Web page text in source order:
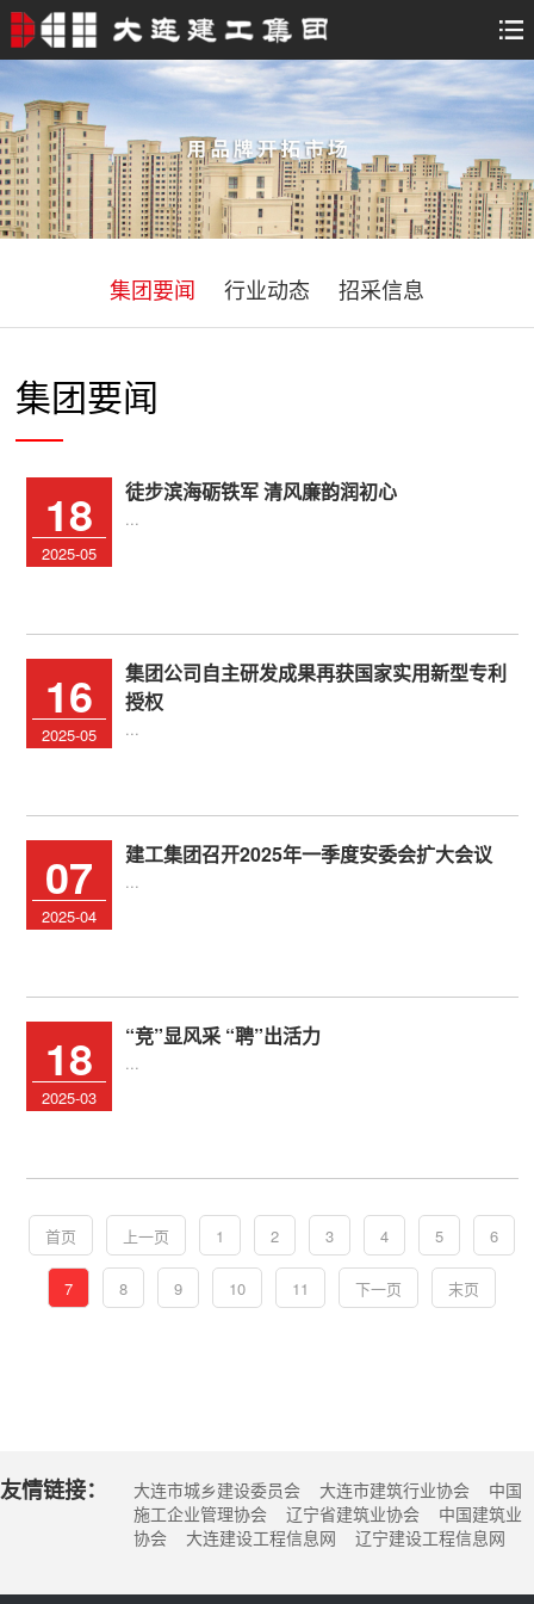
集团要闻 行业动态 招采信息
集团要闻
18
2025-05
徒步滨海砺铁军 清风廉韵润初心
...
16
2025-05
集团公司自主研发成果再获国家实用新型专利
授权
...
07
2025-04
建工集团召开2025年一季度安委会扩大会议
...
18
2025-03
“竞”显风采 “聘”出活力
...
首页 上一页 1 2 3 4 5 6
7 8 9 10 11 下一页 末页
友情链接：
大连市城乡建设委员会 大连市建筑行业协会 中国
施工企业管理协会 辽宁省建筑业协会 中国建筑业
协会 大连建设工程信息网 辽宁建设工程信息网